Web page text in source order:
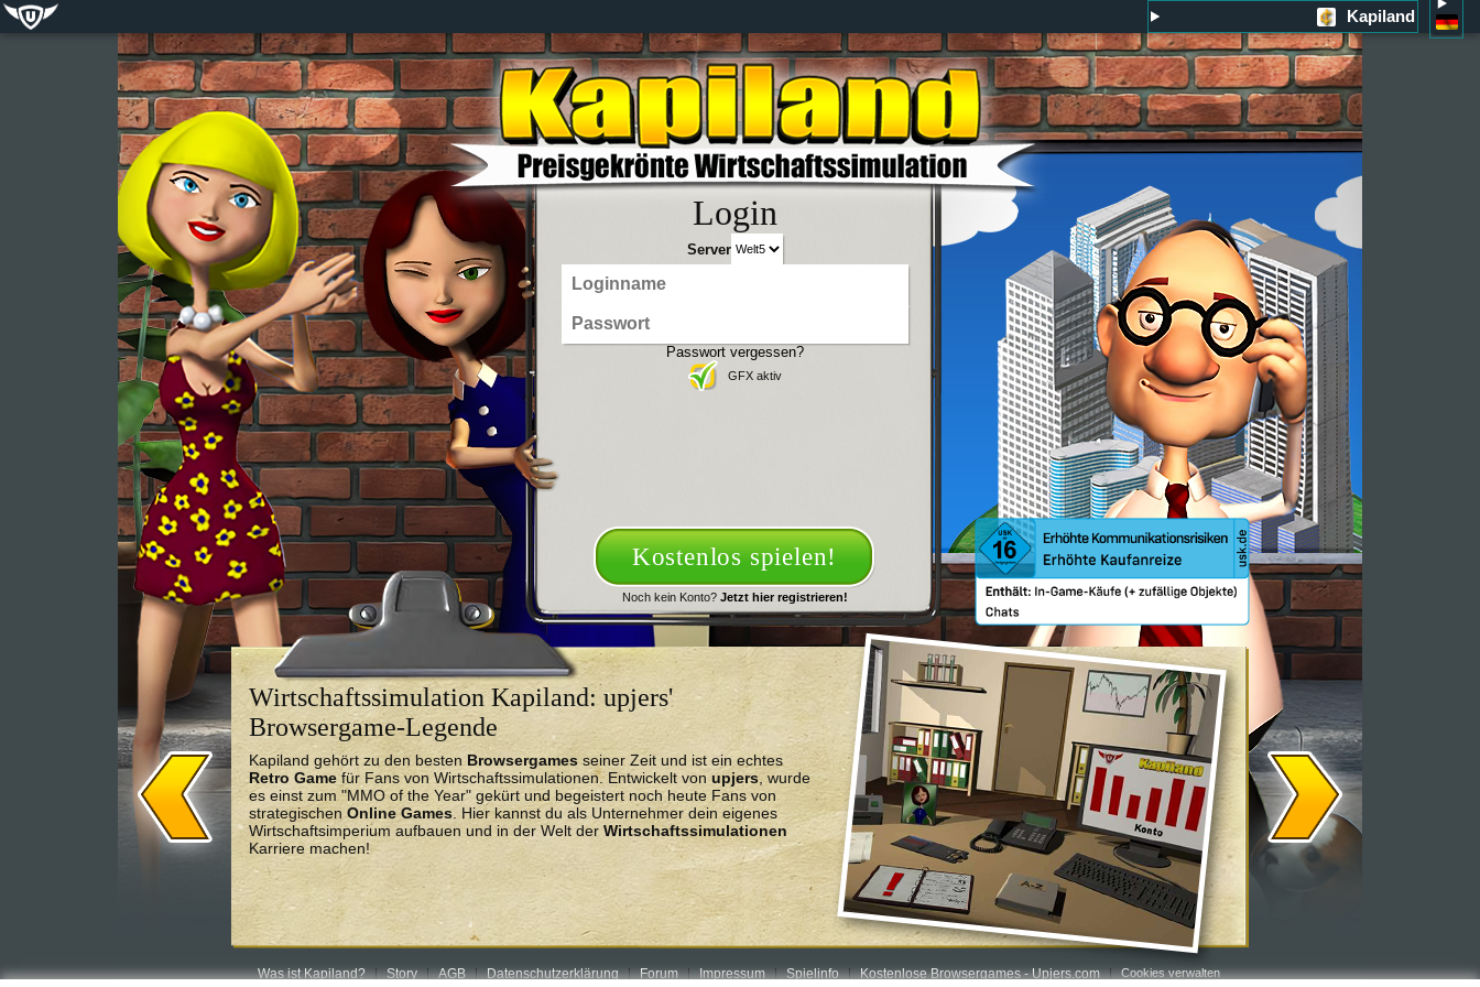
Kapiland
Login
Server
Passwort vergessen?
GFX aktiv
Kostenlos spielen!
Noch kein Konto? Jetzt hier registrieren!
Wirtschaftssimulation Kapiland: upjers'
Browsergame-Legende
Kapiland gehört zu den besten Browsergamesseiner Zeit und ist ein echtes
Retro Game für Fans von Wirtschaftssimulationen. Entwickelt von upjers, wurde
es einst zum "MMO of the Year" gekürt und begeistert noch heute Fans von
strategischenOnline Games. Hier kannst du als Unternehmer dein eigenes
Wirtschaftsimperium aufbauen und in der Welt der Wirtschaftssimulationen
Karriere machen!
Was ist Kapiland? Story AGB Datenschutzerklärung Forum Impressum Spielinfo Kostenlose Browsergames - Upjers.com Cookies verwalten